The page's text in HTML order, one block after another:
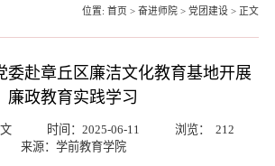
位置: 首页 > 奋进师院 > 党团建设 > 正文
委赴章丘区廉洁文化教育基地开展
廉政教育实践学习
时间：2025-06-11 浏览：
212
来源：学前教育学院